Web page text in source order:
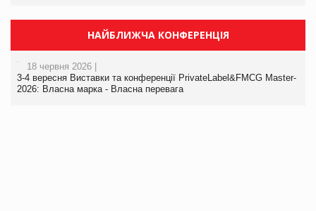
НАЙБЛИЖЧА КОНФЕРЕНЦІЯ
18 червня 2026 |
3-4 вересня Виставки та конференції PrivateLabel&FMCG Master-
2026: Власна марка - Власна перевага